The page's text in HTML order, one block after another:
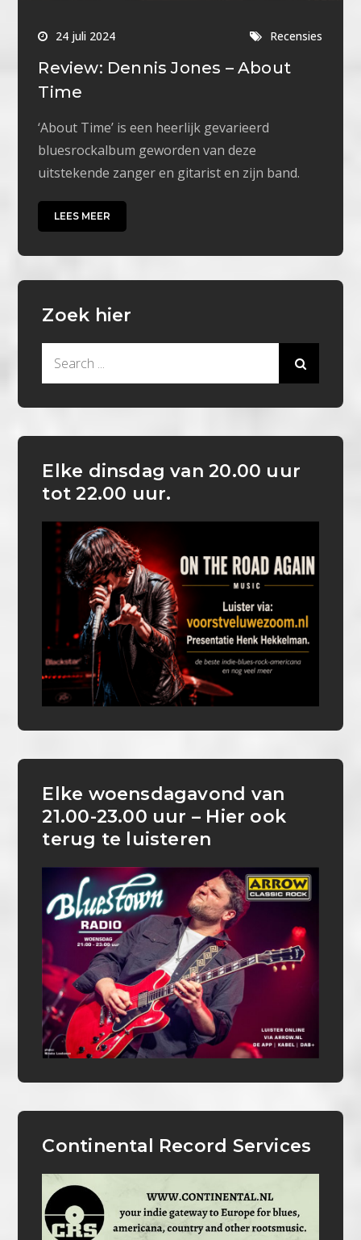
24 juli 2024 Recensies
Review: Dennis Jones – About
Time
‘About Time’ is een heerlijk gevarieerd
bluesrockalbum geworden van deze
uitstekende zanger en gitarist en zijn band.
LEES MEER
Zoek hier
Elke dinsdag van 20.00 uur
tot 22.00 uur.
Elke woensdagavond van
21.00-23.00 uur – Hier ook
terug te luisteren
Continental Record Services